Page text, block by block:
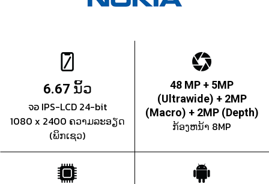
6.67 ນິ້ວ
จอ IPS-LCD 24-bit
1080 x 2400 ຄວາມລະອຽດ
(ພິກເຊວ)
48 MP + 5MP
(Ultrawide) + 2MP
(Macro) + 2MP (Depth)
ກ້ອງຫນ້າ 8MP